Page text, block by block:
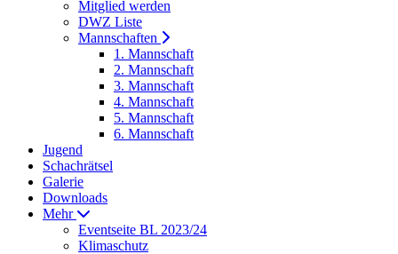
Mitglied werden
DWZ Liste
Mannschaften
1. Mannschaft
2. Mannschaft
3. Mannschaft
4. Mannschaft
5. Mannschaft
6. Mannschaft
Jugend
Schachrätsel
Galerie
Downloads
Mehr
Eventseite BL 2023/24
Klimaschutz